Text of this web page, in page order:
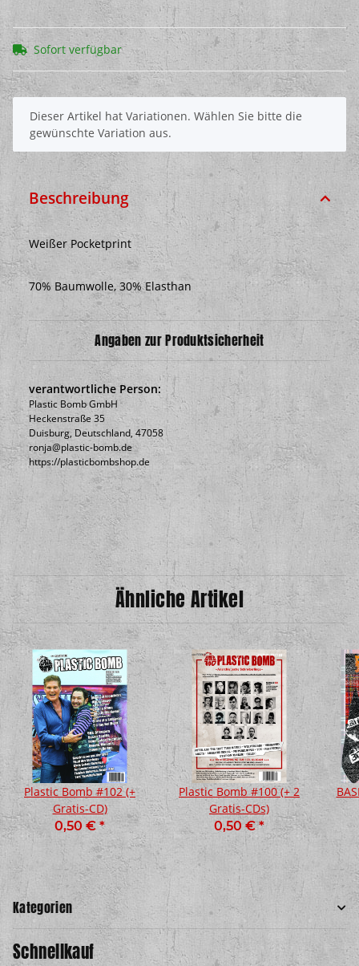
Sofort verfügbar
x
Dieser Artikel hat Variationen. Wählen Sie bitte die
gewünschte Variation aus.
Beschreibung
Weißer Pocketprint
70% Baumwolle, 30% Elasthan
Angaben zur Produktsicherheit
verantwortliche Person:
Plastic Bomb GmbH
Heckenstraße 35
Duisburg, Deutschland, 47058
ronja@plastic-bomb.de
https://plasticbombshop.de
Ähnliche Artikel
Plastic Bomb #102 (+
Gratis-CD)
0,50 €*
Plastic Bomb #100 (+ 2
Gratis-CDs)
0,50 €*
Kategorien
Schnellkauf